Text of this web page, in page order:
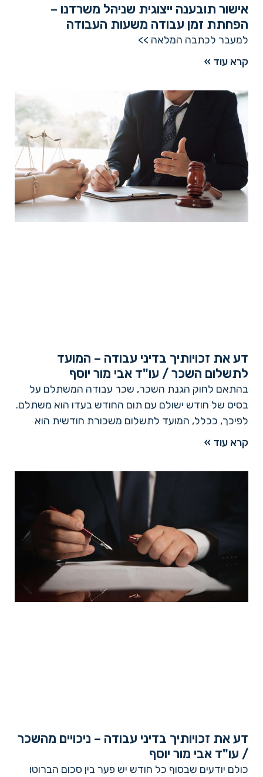
אישור תובענה ייצוגית שניהל משרדנו –
הפחתת זמן עבודה משעות העבודה
למעבר לכתבה המלאה >>
קרא עוד »
דע את זכויותיך בדיני עבודה – המועד
לתשלום השכר / עו"ד אבי מור יוסף
בהתאם לחוק הגנת השכר, שכר עבודה המשתלם על
בסיס של חודש ישולם עם תום החודש בעדו הוא משתלם.
לפיכך, ככלל, המועד לתשלום משכורת חודשית הוא
קרא עוד »
דע את זכויותיך בדיני עבודה – ניכויים מהשכר
/ עו"ד אבי מור יוסף
כולם יודעים שבסוף כל חודש יש פער בין סכום הברוטו